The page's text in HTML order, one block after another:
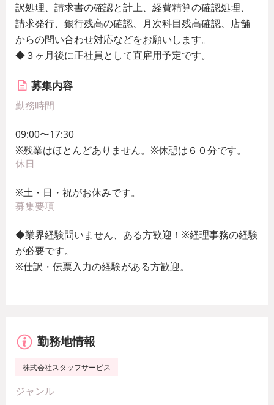
訳処理、請求書の確認と計上、経費精算の確認処理、
請求発行、銀行残高の確認、月次科目残高確認、店舗
からの問い合わせ対応などをお願いします。
◆３ヶ月後に正社員として直雇用予定です。
募集内容
勤務時間
09:00〜17:30
※残業はほとんどありません。※休憩は６０分です。
休日
※土・日・祝がお休みです。
募集要項
◆業界経験問いません、ある方歓迎！※経理事務の経験
が必要です。
※仕訳・伝票入力の経験がある方歓迎。
勤務地情報
株式会社スタッフサービス
ジャンル